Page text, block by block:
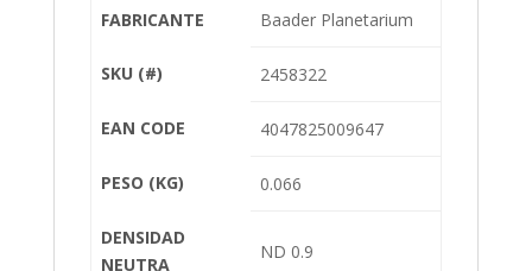
FABRICANTE Baader Planetarium
SKU (#) 2458322
EAN CODE 4047825009647
PESO (KG) 0.066
DENSIDAD
NEUTRA
ND 0.9